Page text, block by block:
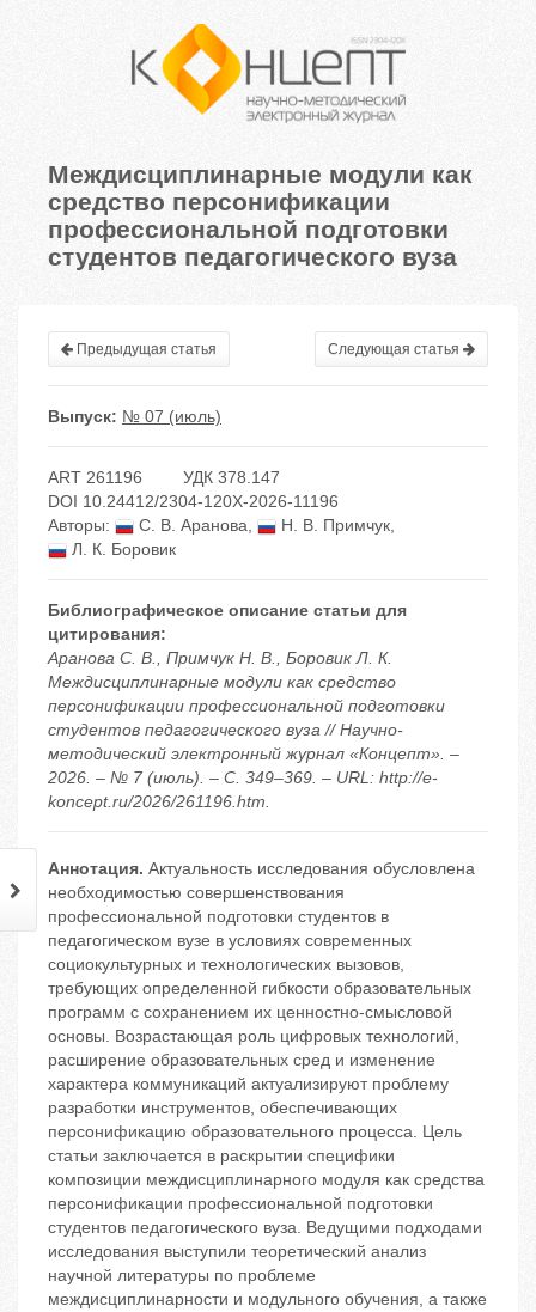
Междисциплинарные модули как
средство персонификации
профессиональной подготовки
студентов педагогического вуза
Предыдущая статья Следующая статья
Выпуск: № 07 (июль)
ART 261196
УДК 378.147
DOI 10.24412/2304-120X-2026-11196
Авторы:
С. В. Аранова, Н. В. Примчук,
Л. К. Боровик
Библиографическое описание статьи для
цитирования:
Аранова С. В., Примчук Н. В., Боровик Л. К.
Междисциплинарные модули как средство
персонификации профессиональной подготовки
студентов педагогического вуза // Научно-
методический электронный журнал «Концепт». –
2026. – № 7 (июль). – С. 349–369. – URL: http://e-
koncept.ru/2026/261196.htm.
Аннотация. Актуальность исследования обусловлена
необходимостью совершенствования
профессиональной подготовки студентов в
педагогическом вузе в условиях современных
социокультурных и технологических вызовов,
требующих определенной гибкости образовательных
программ с сохранением их ценностно-смысловой
основы. Возрастающая роль цифровых технологий,
расширение образовательных сред и изменение
характера коммуникаций актуализируют проблему
разработки инструментов, обеспечивающих
персонификацию образовательного процесса. Цель
статьи заключается в раскрытии специфики
композиции междисциплинарного модуля как средства
персонификации профессиональной подготовки
студентов педагогического вуза. Ведущими подходами
исследования выступили теоретический анализ
научной литературы по проблеме
междисциплинарности и модульного обучения, а также